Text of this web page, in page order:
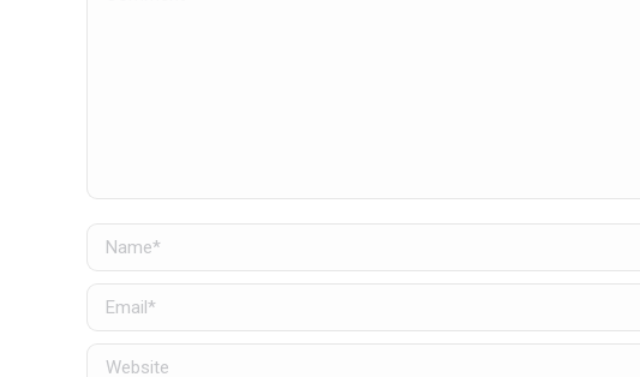
Name *
Email *
Website